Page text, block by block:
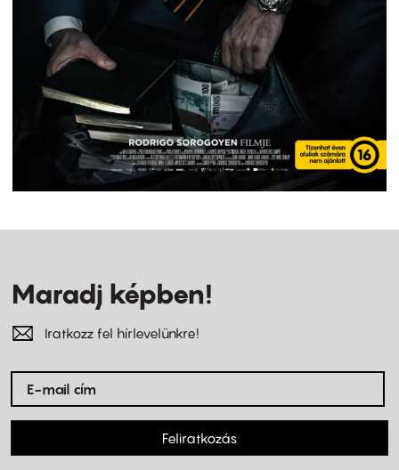
Maradj képben!
Iratkozz fel hírlevelünkre!
Feliratkozás